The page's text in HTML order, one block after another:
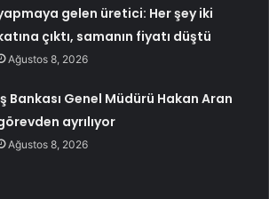
gelen üretici: Her şey iki
çıktı, samanın fiyatı düştü
Ağustos 8, 2026
Bankası Genel Müdürü Hakan Aran
ayrılıyor
Ağustos 8, 2026